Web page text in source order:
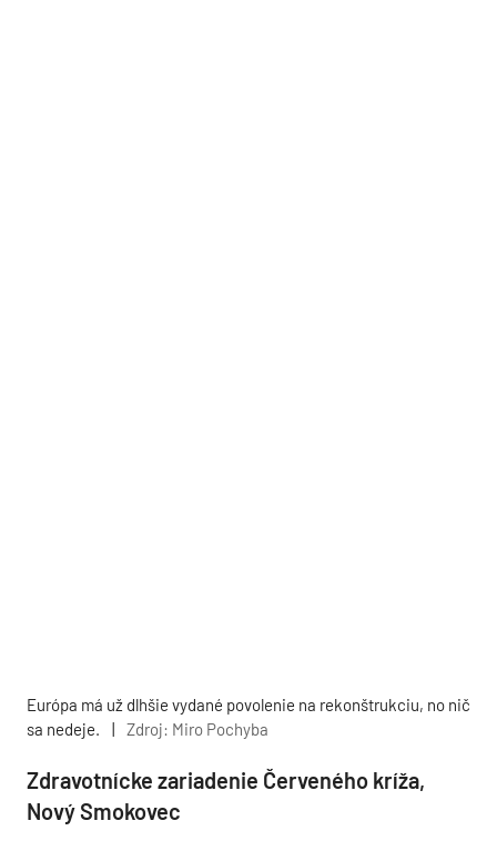
Európa má už dlhšie vydané povolenie na rekonštrukciu, no nič
sa nedeje.
| Zdroj: Miro Pochyba
Zdravotnícke zariadenie Červeného kríža,
Nový Smokovec